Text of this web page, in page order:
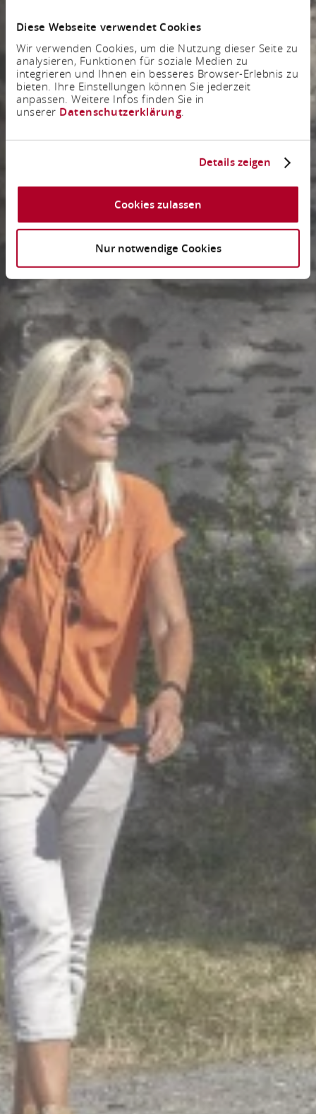
Diese Webseite verwendet Cookies
Wir verwenden Cookies, um die Nutzung dieser Seite zu
analysieren, Funktionen für soziale Medien zu
integrieren und Ihnen ein besseres Browser-Erlebnis zu
bieten. Ihre Einstellungen können Sie jederzeit
anpassen. Weitere Infos finden Sie in
unserer Datenschutzerklärung.
Details zeigen
Cookies zulassen
Nur notwendige Cookies